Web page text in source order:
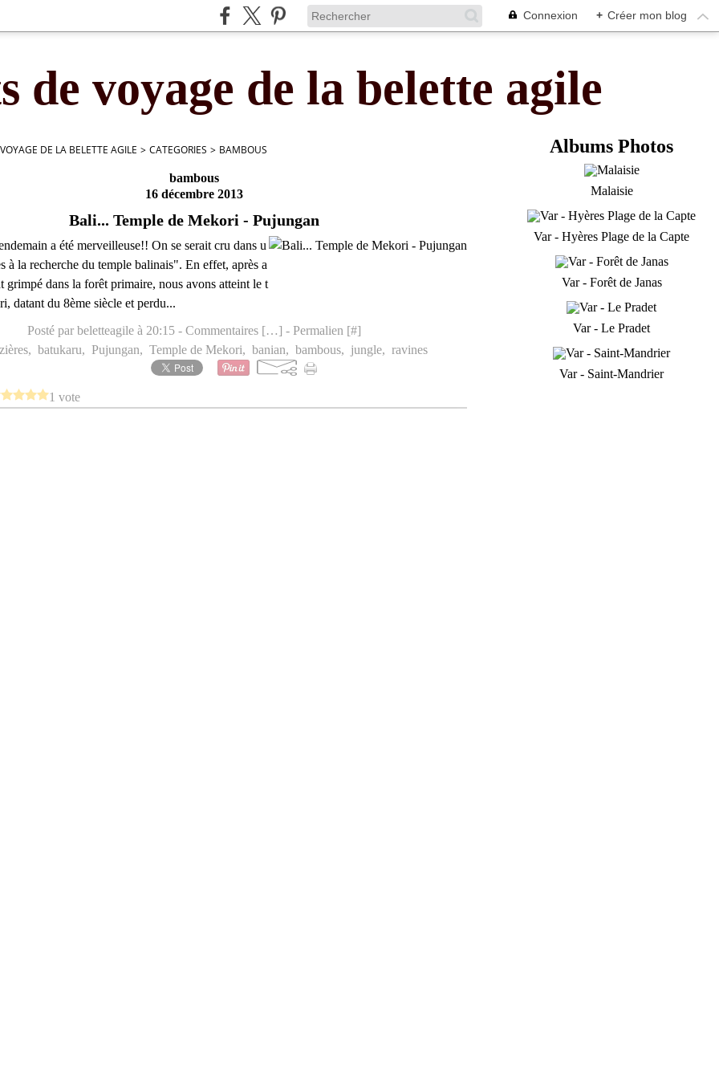
Connexion + Créer mon blog
de voyage de la belette agile
DE LA BELETTE AGILE > CATEGORIES > BAMBOUS
bambous
16 décembre 2013
Bali... Temple de Mekori - Pujungan
a été merveilleuse!! On se serait cru dans u
à la recherche du temple balinais". En effet, après a
grimpé dans la forêt primaire, nous avons atteint le t
datant du 8ème siècle et perdu...
Posté par beletteagile à 20:15 - Commentaires […] - Permalien [#]
, batukaru, Pujungan, Temple de Mekori, banian, bambous, jungle, ravines
1 vote
Albums Photos
Malaisie
Var - Hyères Plage de la Capte
Var - Forêt de Janas
Var - Le Pradet
Var - Saint-Mandrier